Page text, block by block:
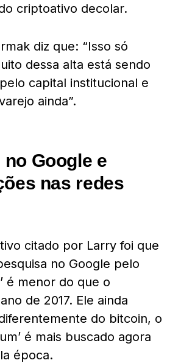
criptoativo decolar.
diz que: “Isso só
dessa alta está sendo
capital institucional e
ainda”.
Google e
nas redes
citado por Larry foi que
no Google pelo
é menor do que o
de 2017. Ele ainda
do bitcoin, o
é mais buscado agora
época.